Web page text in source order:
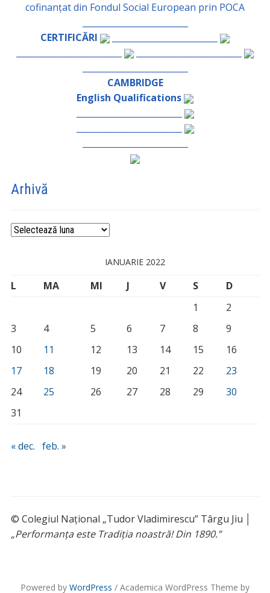
cofinanțat din Fondul Social European prin POCA
CERTIFICĂRI
CAMBRIDGE
English Qualifications
Arhivă
Arhivă
IANUARIE 2022
L MA MI J V S
D
1
2
3
4 5 6 7 8
9
10
11 12 13 14 15
16
17
18 19 20 21 22
23
24
25 26 27 28 29
30
31
« dec. feb. »
© Colegiul Național „Tudor Vladimirescu” Târgu Jiu │
„Performanța este Tradiția noastră! Din 1890.”
Powered by WordPress / Academica WordPress Theme by